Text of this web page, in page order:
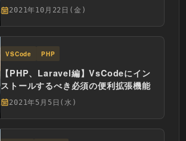
2021年10月22日(金)
VSCode PHP
【PHP、Laravel編】VsCodeにイン
ストールするべき必須の便利拡張機能
2021年5月5日(水)